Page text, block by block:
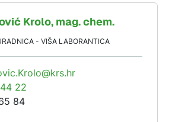
Krolo, mag. chem.
- VIŠA LABORANTICA
22
84